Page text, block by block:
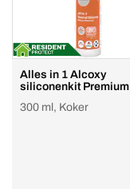
Alles in 1 Alcoxy
siliconenkit Premium
300 ml, Koker